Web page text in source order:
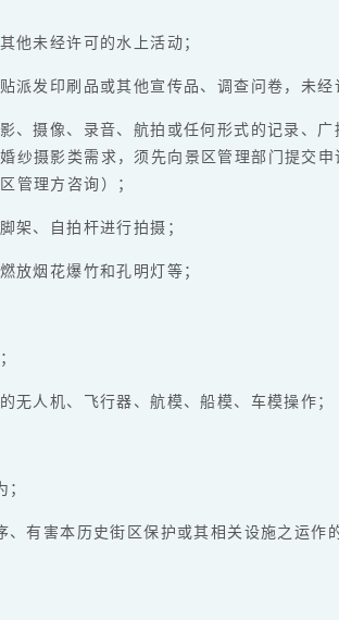
他未经许可的水上活动；
派发印刷品或其他宣传品、调查问卷，未经
、摄像、录音、航拍或任何形式的记录、
纱摄影类需求，须先向景区管理部门提交
管理方咨询）；
架、自拍杆进行拍摄；
放烟花爆竹和孔明灯等；
无人机、飞行器、航模、船模、车模操作；
有害本历史街区保护或其相关设施之运作